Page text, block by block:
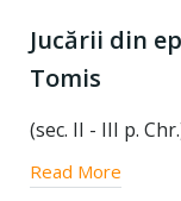
Jucării din
Tomis
(sec. II - III p.
Read More